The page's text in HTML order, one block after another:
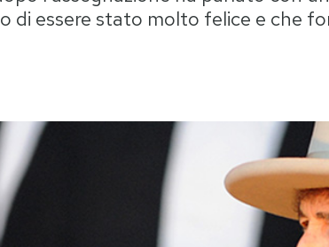
di essere stato molto felice e che